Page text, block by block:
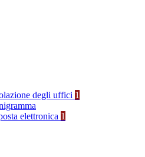
degli uffici 1
elettronica 1